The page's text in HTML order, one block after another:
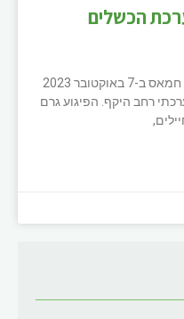
הערכת הכשלים
רקע כללי והשלכות אזוריות מתקפת חמאס ב-7 באוקטובר 2023
רחב היקף. הפיגוע גרם